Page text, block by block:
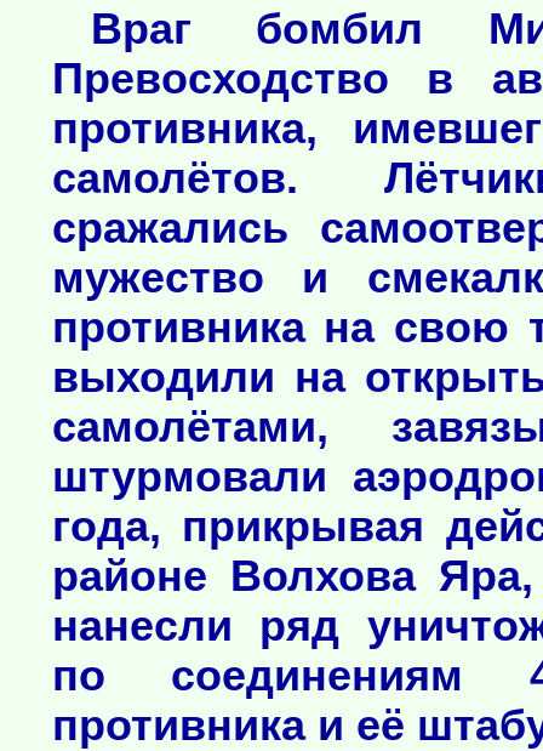
Враг бомбил
Превосходство в
противника,
самолётов.
сражались
мужество и
противника на свою
выходили на
самолётами,
штурмовали
года, прикрывая
районе Волхова Яра,
нанесли ряд
по соединениям
противника и её